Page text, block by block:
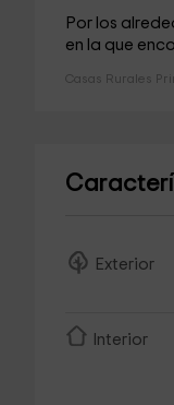
Por los
en la que
Casas Rurales
Exterior
Interior